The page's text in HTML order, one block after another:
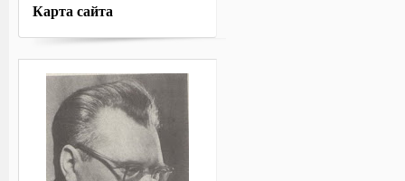
Карта сайта